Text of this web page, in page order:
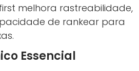
melhora rastreabilidade,
de rankear para
Essencial